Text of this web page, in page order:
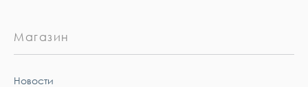
Магазин
Новости